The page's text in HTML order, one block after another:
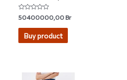
Rated
0
out
50400000,00Br
Buy product